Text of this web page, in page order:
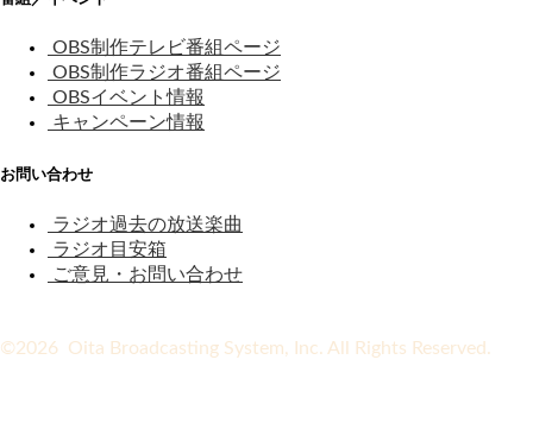
OBS制作テレビ番組ページ
OBS制作ラジオ番組ページ
OBSイベント情報
キャンペーン情報
お問い合わせ
ラジオ過去の放送楽曲
ラジオ目安箱
ご意見・お問い合わせ
©2026 Oita Broadcasting System, Inc. All Rights Reserved.